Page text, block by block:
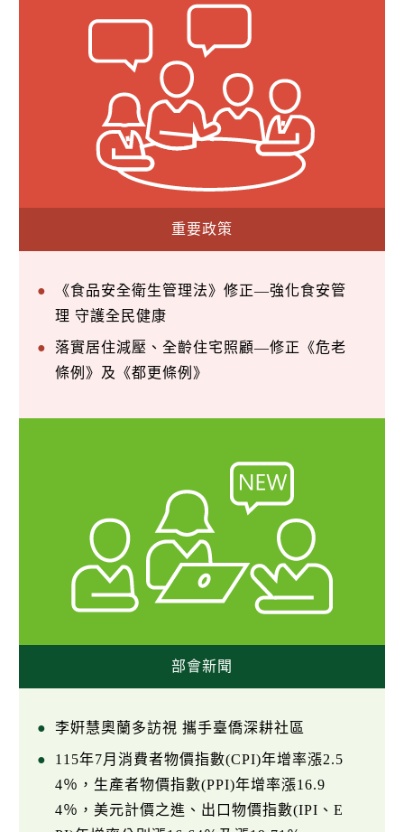
重要政策
《食品安全衛生管理法》修正—強化食安管
理 守護全民健康
落實居住減壓、全齡住宅照顧—修正《危老
條例》及《都更條例》
部會新聞
李姸慧奧蘭多訪視 攜手臺僑深耕社區
115年7月消費者物價指數(CPI)年增率漲2.5
4％，生產者物價指數(PPI)年增率漲16.9
4％，美元計價之進、出口物價指數(IPI、E